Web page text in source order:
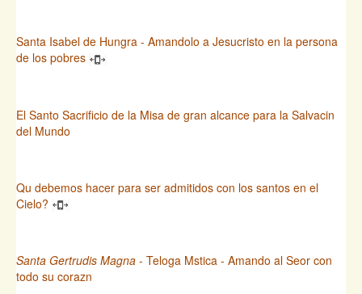
Santa Isabel de Hungra - Amandolo a Jesucristo en la persona
de los pobres
El Santo Sacrificio de la Misa de gran alcance para la Salvacin
del Mundo
Qu debemos hacer para ser admitidos con los santos en el
Cielo?
Santa Gertrudis Magna - Teloga Mstica - Amando al Seor con
todo su corazn